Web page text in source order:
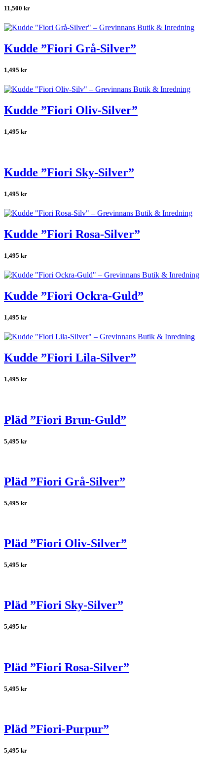
11,500 kr
Kudde ”Fiori Grå-Silver”
1,495 kr
Kudde ”Fiori Oliv-Silver”
1,495 kr
Kudde ”Fiori Sky-Silver”
1,495 kr
Kudde ”Fiori Rosa-Silver”
1,495 kr
Kudde ”Fiori Ockra-Guld”
1,495 kr
Kudde ”Fiori Lila-Silver”
1,495 kr
Pläd ”Fiori Brun-Guld”
5,495 kr
Pläd ”Fiori Grå-Silver”
5,495 kr
Pläd ”Fiori Oliv-Silver”
5,495 kr
Pläd ”Fiori Sky-Silver”
5,495 kr
Pläd ”Fiori Rosa-Silver”
5,495 kr
Pläd ”Fiori-Purpur”
5,495 kr